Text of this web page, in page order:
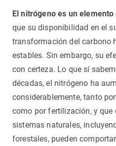
El nitrógeno es un elemento
que su disponibilidad en el
transformación del carbono
estables. Sin embargo, su
con certeza. Lo que sí
décadas, el nitrógeno ha
considerablemente, tanto
como por fertilización, y
sistemas naturales,
forestales, pueden